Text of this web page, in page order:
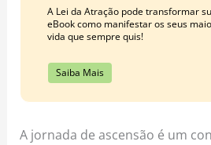
A Lei da Atração pode transformar
eBook como manifestar os seus
vida que sempre quis!
Saiba Mais
A jornada de ascensão é um